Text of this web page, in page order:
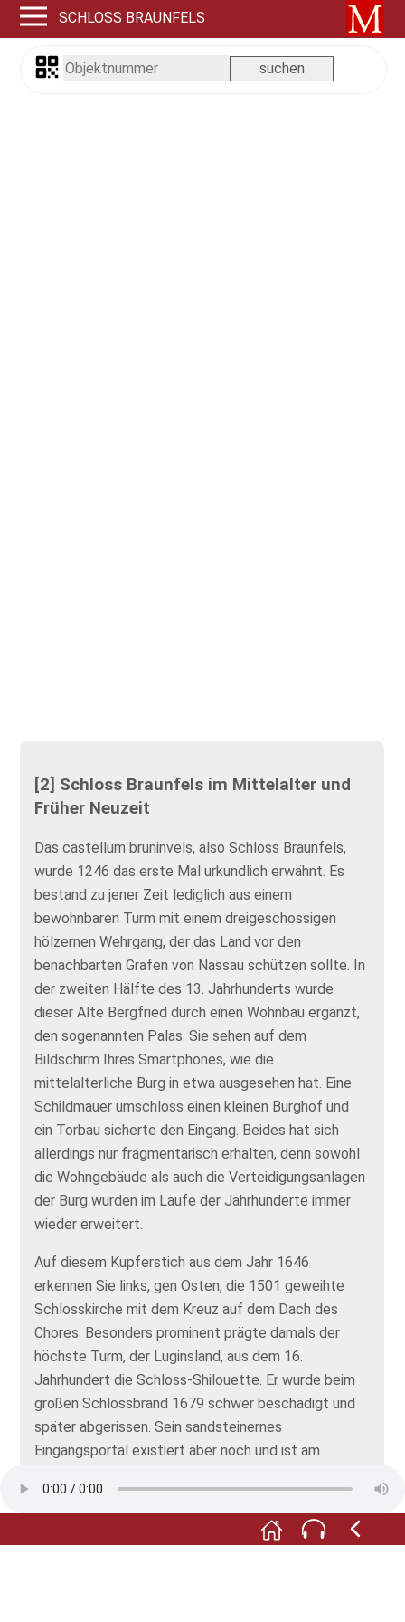
SCHLOSS BRAUNFELS
[2] Schloss Braunfels im Mittelalter und
Früher Neuzeit
Das castellum bruninvels, also Schloss Braunfels,
wurde 1246 das erste Mal urkundlich erwähnt. Es
bestand zu jener Zeit lediglich aus einem
bewohnbaren Turm mit einem dreigeschossigen
hölzernen Wehrgang, der das Land vor den
benachbarten Grafen von Nassau schützen sollte. In
der zweiten Hälfte des 13. Jahrhunderts wurde
dieser Alte Bergfried durch einen Wohnbau ergänzt,
den sogenannten Palas. Sie sehen auf dem
Bildschirm Ihres Smartphones, wie die
mittelalterliche Burg in etwa ausgesehen hat. Eine
Schildmauer umschloss einen kleinen Burghof und
ein Torbau sicherte den Eingang. Beides hat sich
allerdings nur fragmentarisch erhalten, denn sowohl
die Wohngebäude als auch die Verteidigungsanlagen
der Burg wurden im Laufe der Jahrhunderte immer
wieder erweitert.
Auf diesem Kupferstich aus dem Jahr 1646
erkennen Sie links, gen Osten, die 1501 geweihte
Schlosskirche mit dem Kreuz auf dem Dach des
Chores. Besonders prominent prägte damals der
höchste Turm, der Luginsland, aus dem 16.
Jahrhundert die Schloss-Shilouette. Er wurde beim
großen Schlossbrand 1679 schwer beschädigt und
später abgerissen. Sein sandsteinernes
Eingangsportal existiert aber noch und ist am
Schlosses sowie das Tal sind damals bis auf fünf
Häuser den Flammen zum Opfer gefallen.